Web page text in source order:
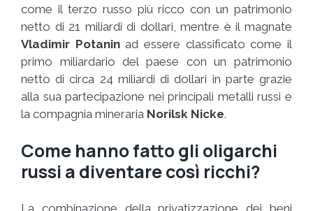
come il terzo russo più ricco con un patrimonio
netto di 21 miliardi di dollari, mentre è il magnate
Vladimir Potaninad essere classificato come il
primo miliardario del paese con un patrimonio
netto di circa 24 miliardi di dollari in parte grazie
alla sua partecipazione nei principali metalli russi e
la compagnia mineraria Norilsk Nicke.
Come hanno fatto gli oligarchi
russi a diventare così ricchi?